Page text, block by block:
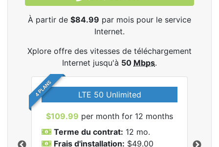
À partir de $84.99 par mois pour le service
Internet.
Xplore offre des vitesses de téléchargement
Internet jusqu'à 50 Mbps.
4 PLANS LTE 50 Unlimited
$109.99 per month for 12 months
Terme du contrat: 12 mo.
Frais d'installation: $49.00